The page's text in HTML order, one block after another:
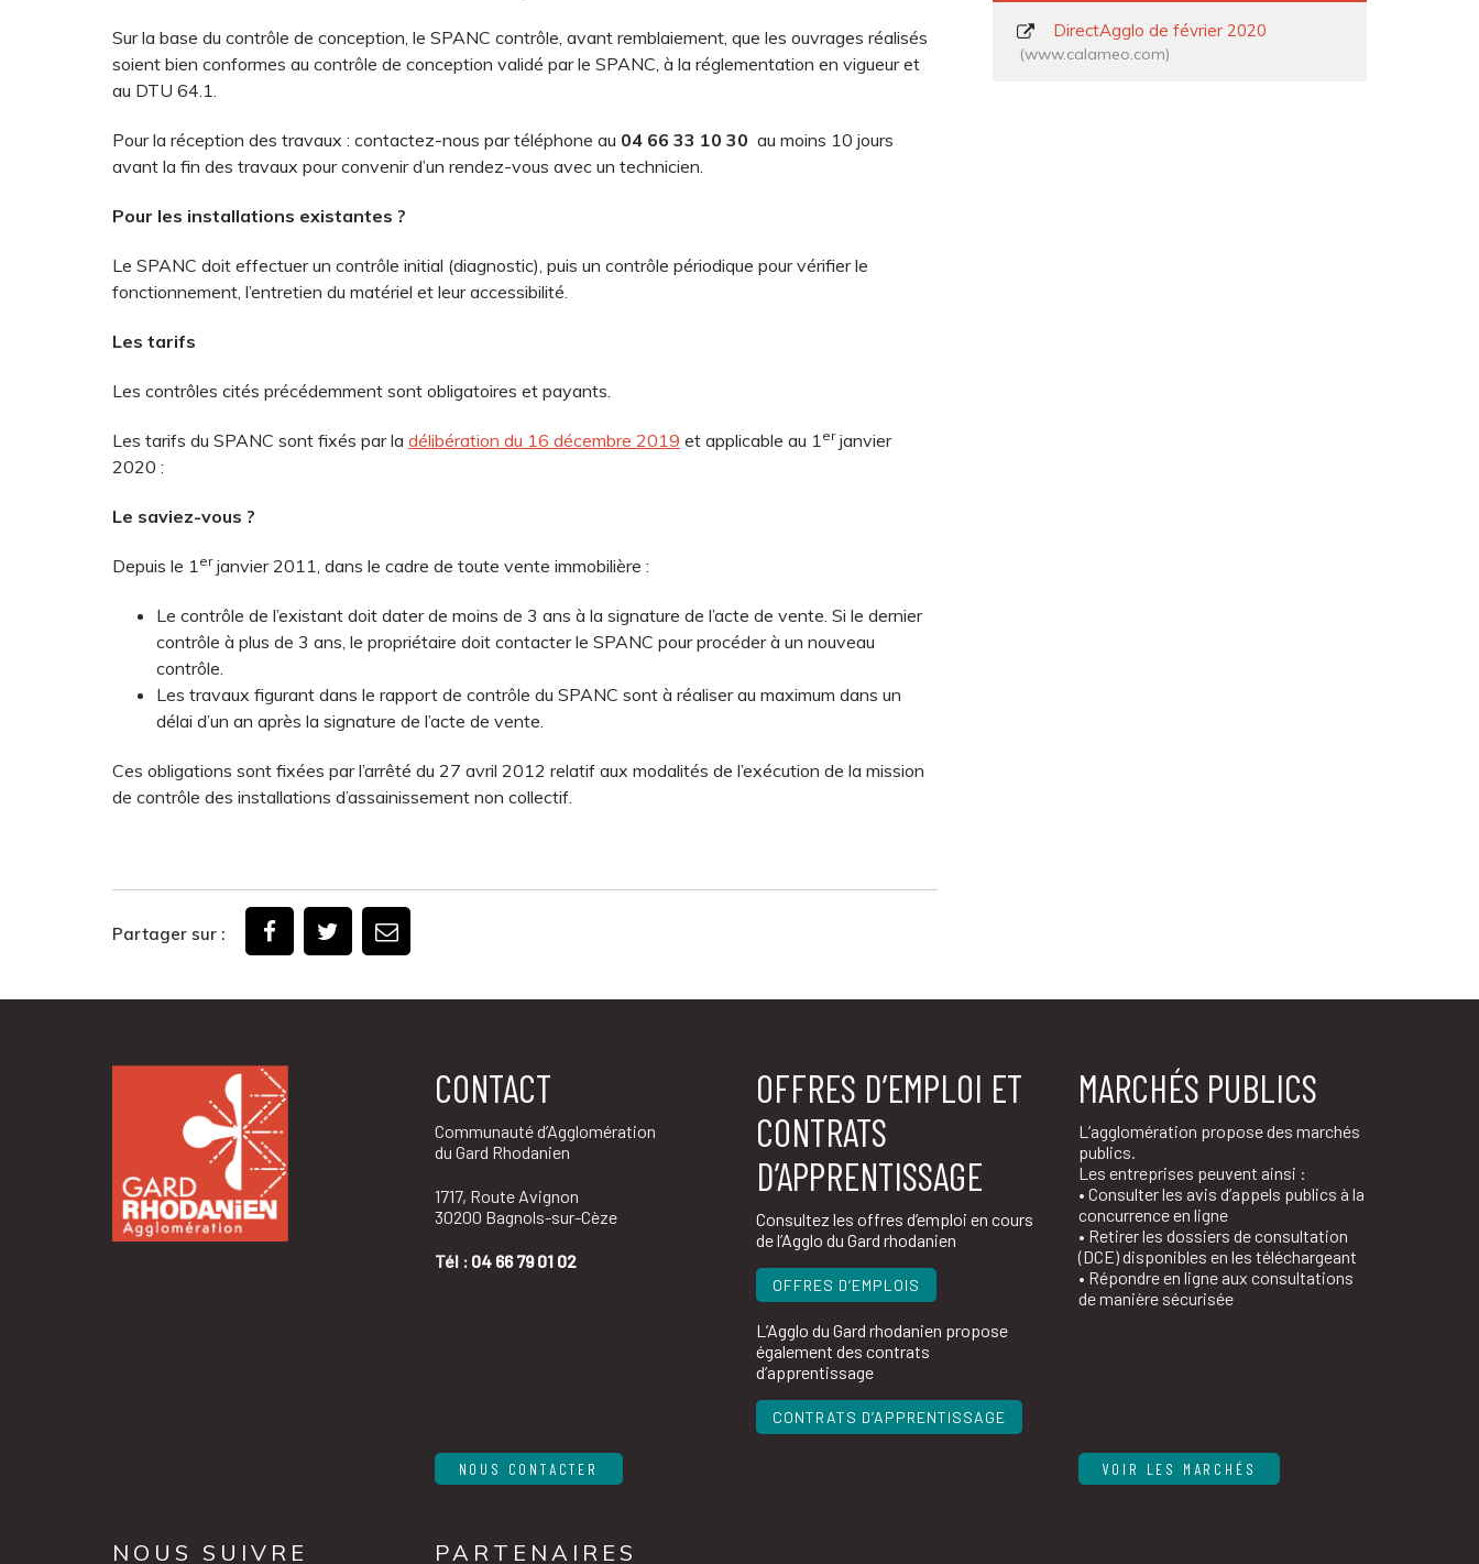
Sur la base du contrôle de conception, le SPANC contrôle, avant remblaiement, que les ouvrages réalisés
soient bien conformes au contrôle de conception validé par le SPANC, à la réglementation en vigueur et
au DTU 64.1.
Pour la réception des travaux : contactez-nous par téléphone au 04 66 33 10 30 au moins 10 jours
avant la fin des travaux pour convenir d’un rendez-vous avec un technicien.
Pour les installations existantes ?
Le SPANC doit effectuer un contrôle initial (diagnostic), puis un contrôle périodique pour vérifier le
fonctionnement, l’entretien du matériel et leur accessibilité.
Les tarifs
Les contrôles cités précédemment sont obligatoires et payants.
Les tarifs du SPANC sont fixés par la délibération du 16 décembre 2019 et applicable au 1 erjanvier
2020 :
Le saviez-vous ?
Depuis le 1 erjanvier 2011, dans le cadre de toute vente immobilière :
Le contrôle de l’existant doit dater de moins de 3 ans à la signature de l’acte de vente. Si le dernier
contrôle à plus de 3 ans, le propriétaire doit contacter le SPANC pour procéder à un nouveau
contrôle.
Les travaux figurant dans le rapport de contrôle du SPANC sont à réaliser au maximum dans un
délai d’un an après la signature de l’acte de vente.
Ces obligations sont fixées par l’arrêté du 27 avril 2012 relatif aux modalités de l’exécution de la mission
de contrôle des installations d’assainissement non collectif.
DirectAgglo de février 2020
www.calameo.com
Partager sur :
CONTACT
Communauté d’Agglomération
du Gard Rhodanien
1717, Route Avignon
30200 Bagnols-sur-Cèze
Tél : 04 66 79 01 02
NOUS CONTACTER
OFFRES D’EMPLOI ET
CONTRATS
D’APPRENTISSAGE
Consultez les offres d’emploi en cours
de l’Agglo du Gard rhodanien
OFFRES D’EMPLOIS
L’Agglo du Gard rhodanien propose
également des contrats
d’apprentissage
CONTRATS D’APPRENTISSAGE
MARCHÉS PUBLICS
L’agglomération propose des marchés
publics.
Les entreprises peuvent ainsi :
• Consulter les avis d’appels publics à la
concurrence en ligne
• Retirer les dossiers de consultation
(DCE) disponibles en les téléchargeant
• Répondre en ligne aux consultations
de manière sécurisée
VOIR LES MARCHÉS
NOUS SUIVRE PARTENAIRES